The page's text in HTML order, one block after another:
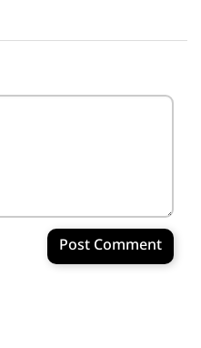
Post Comment